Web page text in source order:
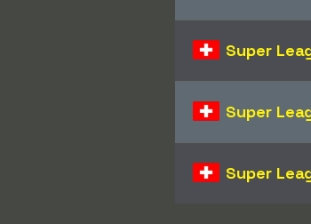
Super
Super
Super